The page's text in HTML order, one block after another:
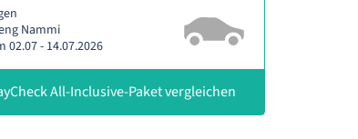
Nammi
02.07 - 14.07.2026
All-Inclusive-Paket vergleichen